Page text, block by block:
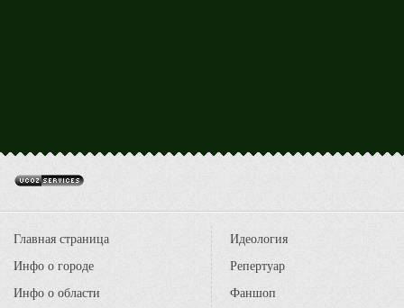
Главная страница
Инфо о городе
Инфо о области
Идеология
Репертуар
Фаншоп